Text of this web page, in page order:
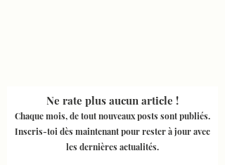
Ne rate plus aucun article !
Chaque mois, de tout nouveaux posts sont publiés.
Inscris-toi dès maintenant pour rester à jour avec
les dernières actualités.